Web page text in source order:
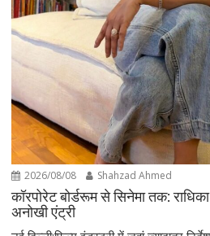
2026/08/08 Shahzad Ahmed
कॉरपोरेट बोर्डरूम से सिनेमा तक:
अनोखी एंट्री